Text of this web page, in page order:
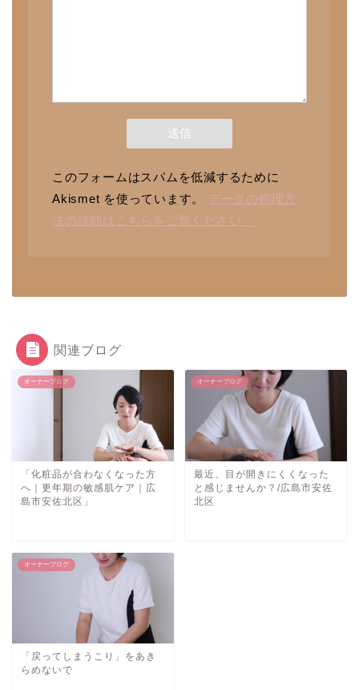
このフォームはスパムを低減するために
Akismet を使っています。
データの処理方
法の詳細はこちらをご覧ください。
関連ブログ
オーナーブログ
「化粧品が合わなくなった方
へ｜更年期の敏感肌ケア｜広
島市安佐北区」
オーナーブログ
最近、目が開きにくくなった
と感じませんか？/広島市安佐
北区
オーナーブログ
「戻ってしまうこり」をあき
らめないで